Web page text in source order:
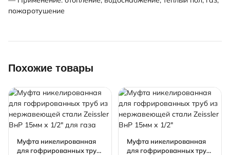
пожаротушение
Похожие товары
Муфта никелированная
для гофрированных труб
Муфта никелированная
для гофрированных труб